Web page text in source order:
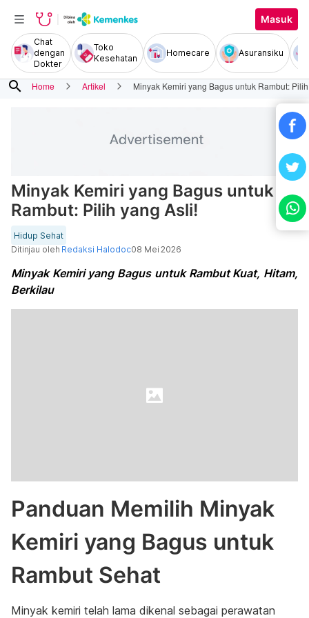
Masuk
Chat
dengan
Dokter
Toko
Kesehatan
Homecare Asuransiku
search Home Artikel Minyak Kemiri yang Bagus untuk Rambut:
Minyak Kemiri yang Bagus untuk
Rambut: Pilih yang Asli!
Hidup Sehat
Ditinjau oleh Redaksi Halodoc08 Mei 2026
Minyak Kemiri yang Bagus untuk Rambut Kuat, Hitam,
Berkilau
Panduan Memilih Minyak
Kemiri yang Bagus untuk
Rambut Sehat
Minyak kemiri telah lama dikenal sebagai perawatan